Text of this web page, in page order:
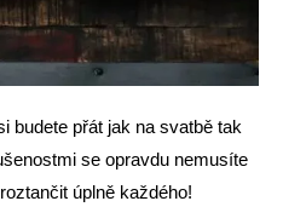
budete přát jak na svatbě tak
se opravdu nemusíte
úplně každého!